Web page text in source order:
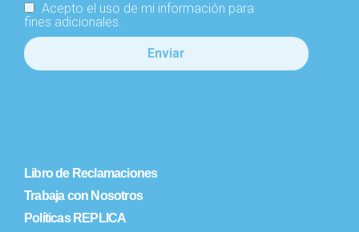
Acepto el uso de mi información para
fines adicionales.
Libro de Reclamaciones
Trabaja con Nosotros
Políticas REPLICA